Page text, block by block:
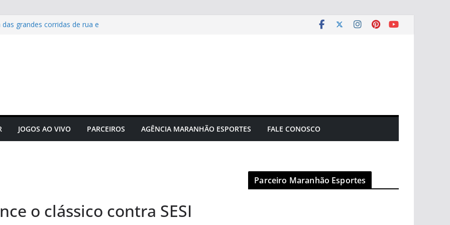
grandes corridas de rua e
times para o
novembro
futebol maranhense
JOGOS AO VIVO PARCEIROS AGÊNCIA MARANHÃO ESPORTES FALE CONOSCO
o clássico contra SESI
Parceiro Maranhão Esportes